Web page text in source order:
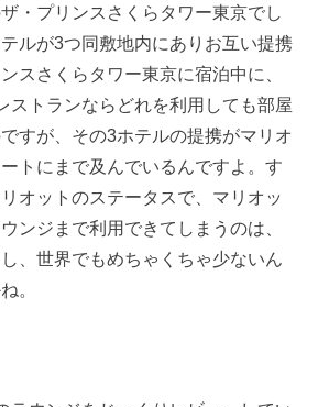
・プリンスさくらタワー東京でし
ルが3つ同敷地内にありお互い提携
スさくらタワー東京に宿泊中に、
ストランならどれを利用しても部屋
すが、その3ホテルの提携がマリオ
トにまで及んでいるんですよ。す
オットのステータスで、マリオッ
ンジまで利用できてしまうのは、
、世界でもめちゃくちゃ少ないん
。